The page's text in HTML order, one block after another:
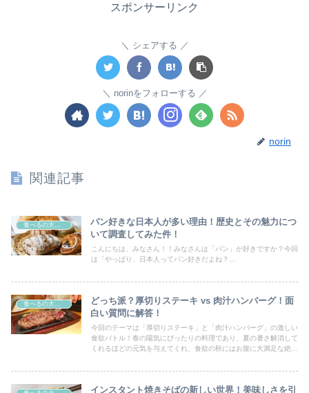
スポンサーリンク
シェアする
norinをフォローする
norin
関連記事
食べるの大好き！
パン好きな日本人が多い理由！歴史とその魅力につ
いて調査してみた件！
こんにちは、みなさん！！みなさんは「パン」が好きですか？今回
は「やっぱり、日本人ってパン好きだよね？...
食べるの大好き！
どっち派？厚切りステーキ vs 肉汁ハンバーグ！面
白い質問に解答！
今回のテーマは「厚切りステーキ」と「肉汁ハンバーグ」の激しい
食欲バトル！春の陽気にぴったりの料理であり、夏の暑さ解消して
くれるほどの元気を与えてくれ、食欲の秋にはお腹に大満足な絶品
インスタント焼きそばの新しい世界！美味しさを引